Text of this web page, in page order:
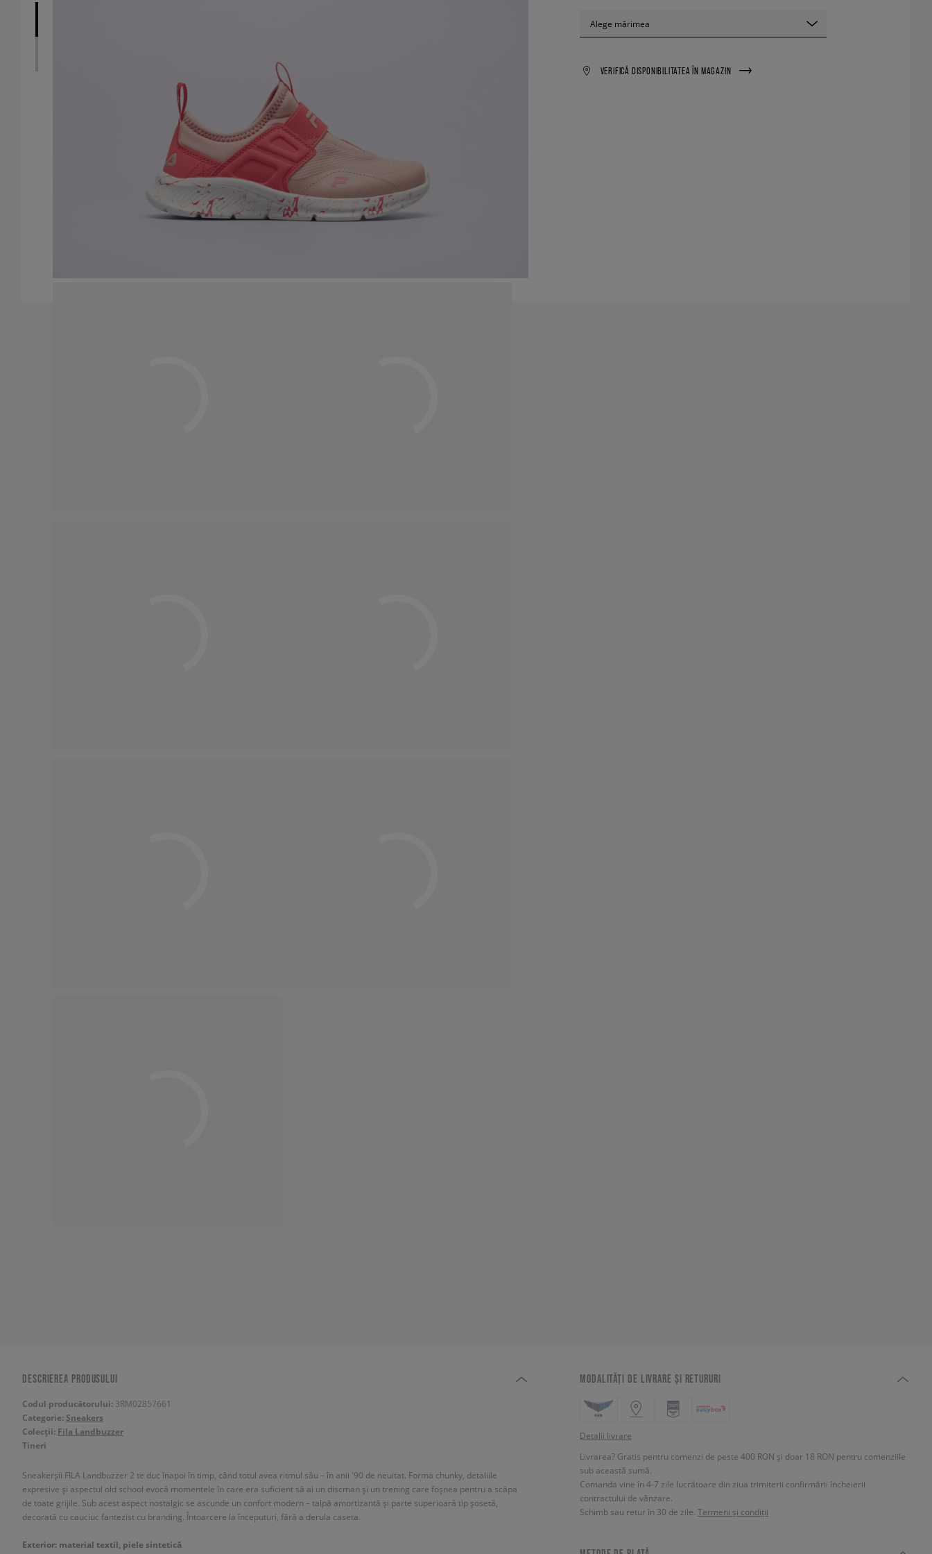
Alege mărimea
VERIFICĂ DISPONIBILITATEA ÎN MAGAZIN
DESCRIEREA PRODUSULUI
Codul producătorului: 3RM02857661
Categorie: Sneakers
Colecții: Fila Landbuzzer
Tineri
Sneakerșii FILA Landbuzzer 2 te duc înapoi în timp, când totul avea ritmul său – în anii '90 de neuitat. Forma chunky, detaliile
expresive și aspectul old school evocă momentele în care era suficient să ai un discman și un trening care foșnea pentru a scăpa
de toate grijile. Sub acest aspect nostalgic se ascunde un confort modern – talpă amortizantă și parte superioară tip șosetă,
decorată cu cauciuc fantezist cu branding. Întoarcere la începuturi, fără a derula caseta.
Exterior: material textil, piele sintetică
MODALITĂȚI DE LIVRARE ȘI RETURURI
Detalii livrare
Livrarea? Gratis pentru comenzi de peste 400 RON și doar 18 RON pentru comenziile
sub această sumă.
Comanda vine în 4-7 zile lucrătoare din ziua trimiterii confirmării încheierii
contractului de vânzare.
Schimb sau retur în 30 de zile. Termeni și condiții